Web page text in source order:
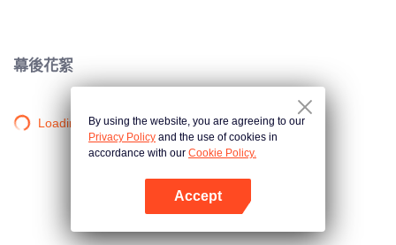
幕後花絮
Loading…By using the website, you are agreeing to our
Privacy Policy and the use of cookies in
accordance with our Cookie Policy.
Accept